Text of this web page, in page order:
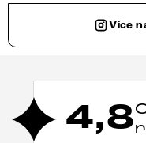
Více
4,8